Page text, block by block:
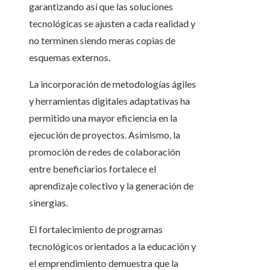
garantizando así que las soluciones
tecnológicas se ajusten a cada realidad y
no terminen siendo meras copias de
esquemas externos.
La incorporación de metodologías ágiles
y herramientas digitales adaptativas ha
permitido una mayor eficiencia en la
ejecución de proyectos. Asimismo, la
promoción de redes de colaboración
entre beneficiarios fortalece el
aprendizaje colectivo y la generación de
sinergias.
El fortalecimiento de programas
tecnológicos orientados a la educación y
el emprendimiento demuestra que la